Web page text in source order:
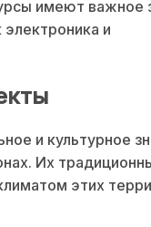
имеют важное
и
и культурное
Их
этих